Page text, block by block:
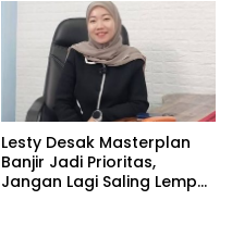
Lesty Desak Masterplan
Banjir Jadi Prioritas,
Jangan Lagi Saling Lempar